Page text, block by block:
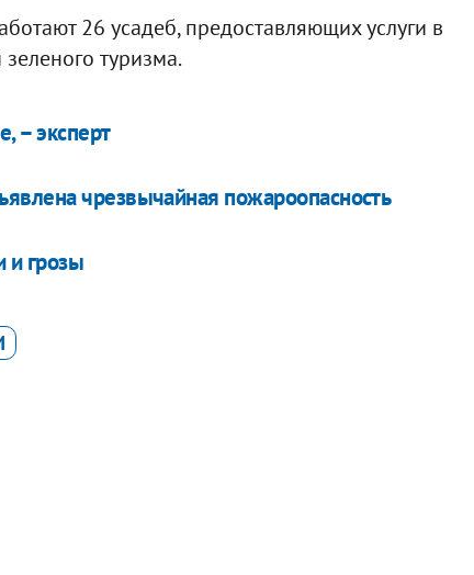
26 усадеб, предоставляющих услуги в
туризма.
– эксперт
чрезвычайная пожароопасность
и грозы